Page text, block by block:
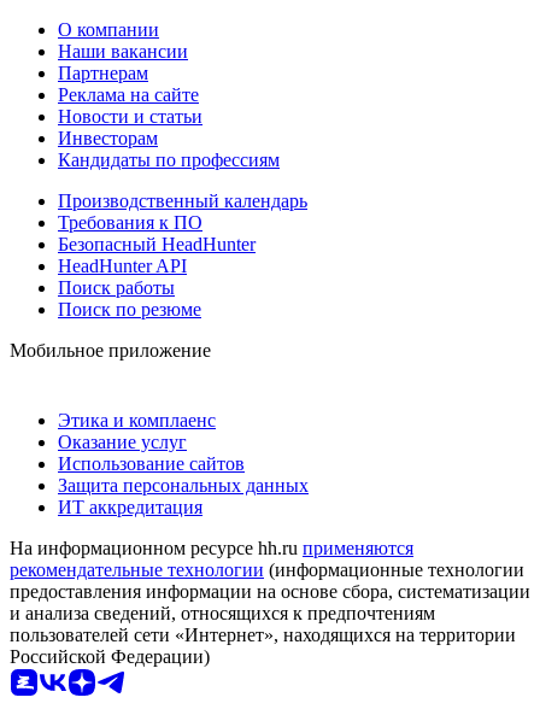
О компании
Наши вакансии
Партнерам
Реклама на сайте
Новости и статьи
Инвесторам
Кандидаты по профессиям
Производственный календарь
Требования к ПО
Безопасный HeadHunter
HeadHunter API
Поиск работы
Поиск по резюме
Мобильное приложение
Этика и комплаенс
Оказание услуг
Использование сайтов
Защита персональных данных
ИТ аккредитация
На информационном ресурсе hh.ru применяются
рекомендательные технологии (информационные технологии
предоставления информации на основе сбора, систематизации
и анализа сведений, относящихся к предпочтениям
пользователей сети «Интернет», находящихся на территории
Российской Федерации)